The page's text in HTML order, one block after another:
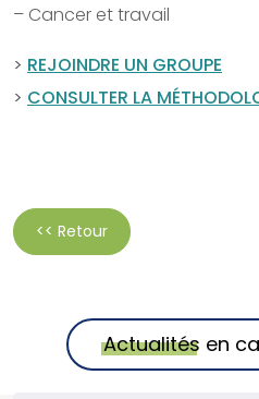
– Cancer et travail
> REJOINDRE UN GROUPE
> CONSULTER LA
<< Retour
Actualités en